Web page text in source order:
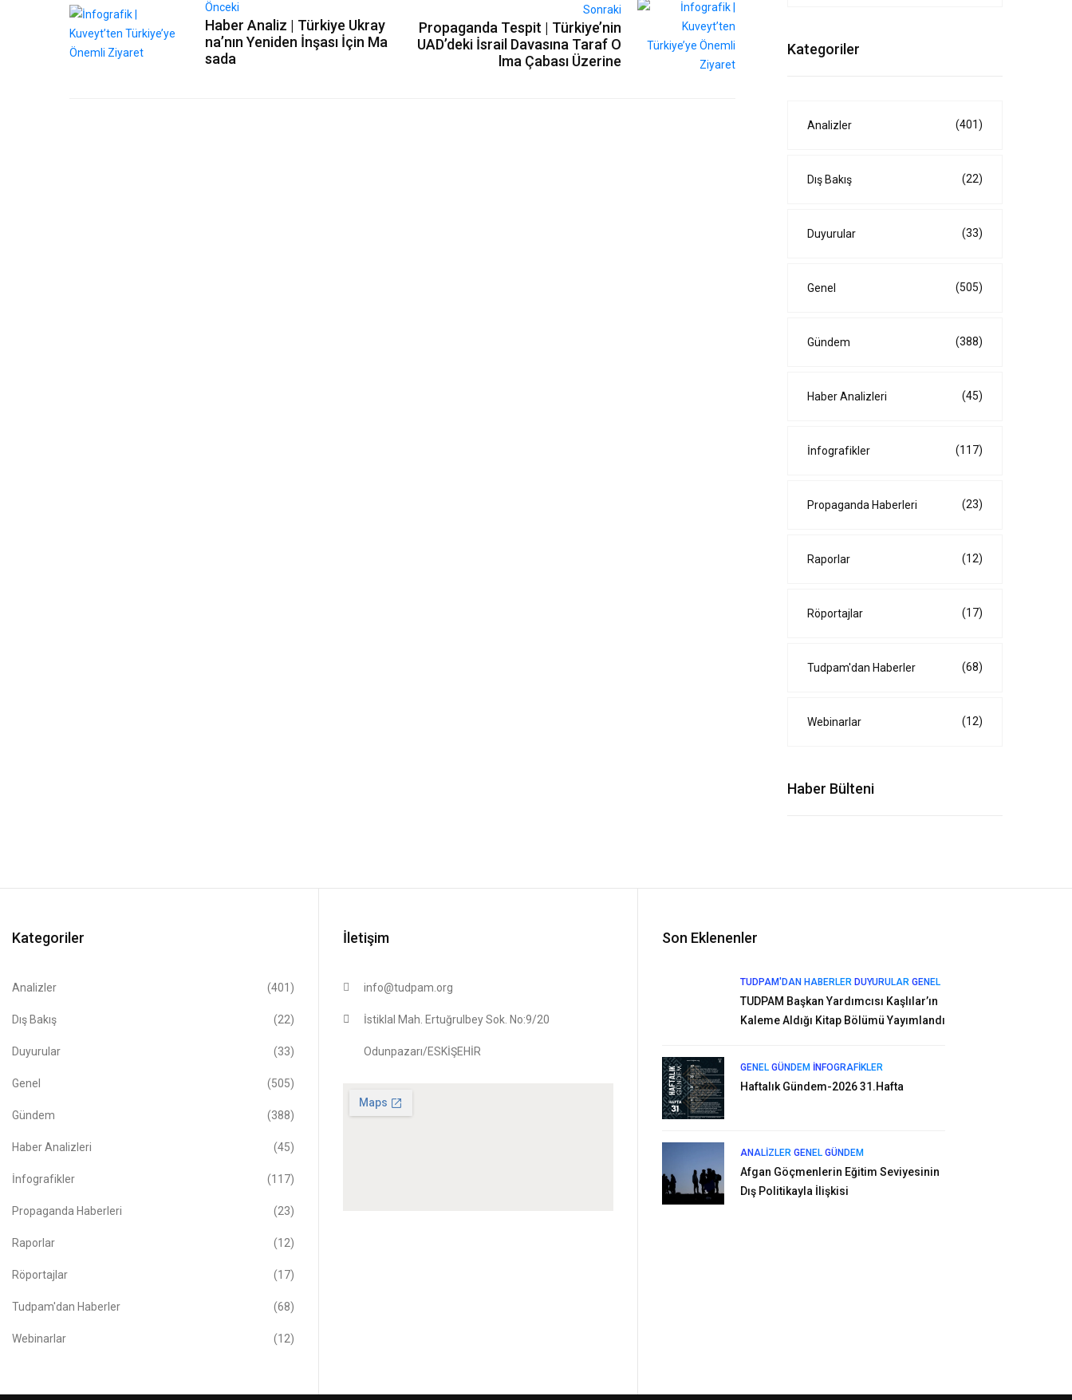
Önceki
Haber Analiz | Türkiye Ukray
na’nın Yeniden İnşası İçin Ma
sada
Sonraki
Propaganda Tespit | Türkiye’nin
UAD’deki İsrail Davasına Taraf O
lma Çabası Üzerine
Kategoriler
Analizler (401)
Dış Bakış (22)
Duyurular (33)
Genel (505)
Gündem (388)
Haber Analizleri (45)
İnfografikler (117)
Propaganda Haberleri (23)
Raporlar (12)
Röportajlar (17)
Tudpam'dan Haberler (68)
Webinarlar (12)
Haber Bülteni
Kategoriler
Analizler (401)
Dış Bakış (22)
Duyurular (33)
Genel (505)
Gündem (388)
Haber Analizleri (45)
İnfografikler (117)
Propaganda Haberleri (23)
Raporlar (12)
Röportajlar (17)
Tudpam'dan Haberler (68)
Webinarlar (12)
İletişim
info@tudpam.org
İstiklal Mah. Ertuğrulbey Sok. No:9/20
Odunpazarı/ESKİŞEHİR
Son Eklenenler
TUDPAM'DAN HABERLER DUYURULAR GENEL
TUDPAM Başkan Yardımcısı Kaşlılar’ın
Kaleme Aldığı Kitap Bölümü Yayımlandı
GENEL GÜNDEM İNFOGRAFIKLER
Haftalık Gündem-2026 31.Hafta
ANALIZLER GENEL GÜNDEM
Afgan Göçmenlerin Eğitim Seviyesinin
Dış Politikayla İlişkisi